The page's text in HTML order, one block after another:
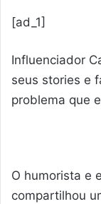
[ad_1]
Influenciador
seus stories e
problema que
O humorista e
compartilhou